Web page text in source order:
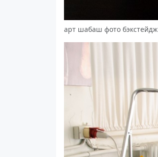
арт шабаш фото бэкстейдж